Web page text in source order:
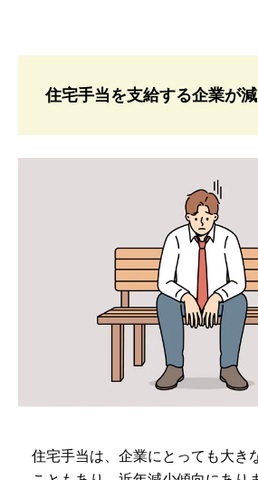
住宅手当を支給する企業が
住宅手当は、企業にとっても大き